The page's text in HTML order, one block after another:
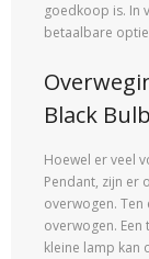
goedkoop is. In
betaalbare
Black
Hoewel er veel
Pendant, zijn er
overwogen.
overwogen.
kleine lamp kan